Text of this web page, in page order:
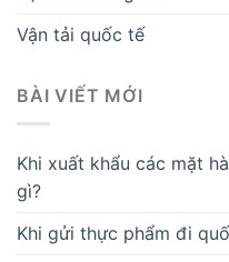
Vận tải quốc tế
BÀI VIẾT MỚI
Khi xuất khẩu các mặt
gì?
Khi gửi thực phẩm đi